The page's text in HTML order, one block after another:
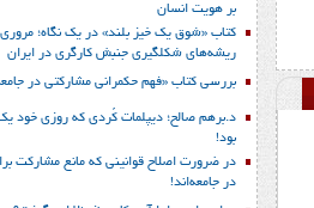
بر هویت انسان
کتاب «شوق یک خیز بلند» در یک نگاه؛ مروری
ریشه‌های شکل‎گیری جنبش کارگری در ایران
بررسی کتاب «فهم حکمرانی مشارکتی در
د.برهم صالح؛ دیپلمات کُردی که روزی خود
بود!
در ضرورت اصلاح قوانینی که مانع مشارکت
در جامعه‌اند!